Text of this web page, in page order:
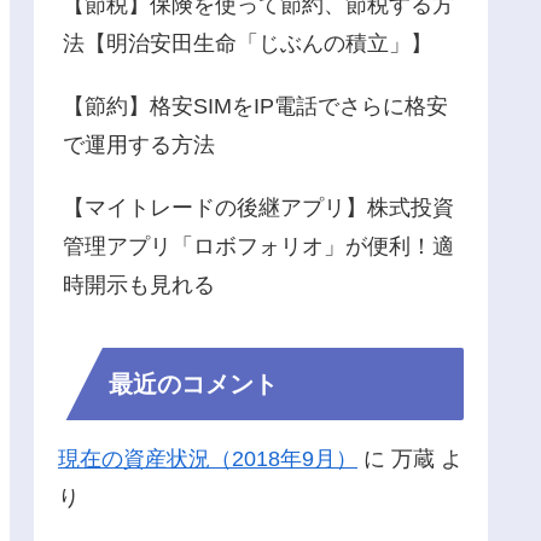
【節税】保険を使って節約、節税する方
法【明治安田生命「じぶんの積立」】
【節約】格安SIMをIP電話でさらに格安
で運用する方法
【マイトレードの後継アプリ】株式投資
管理アプリ「ロボフォリオ」が便利！適
時開示も見れる
最近のコメント
現在の資産状況（2018年9月） に 万蔵 よ
り